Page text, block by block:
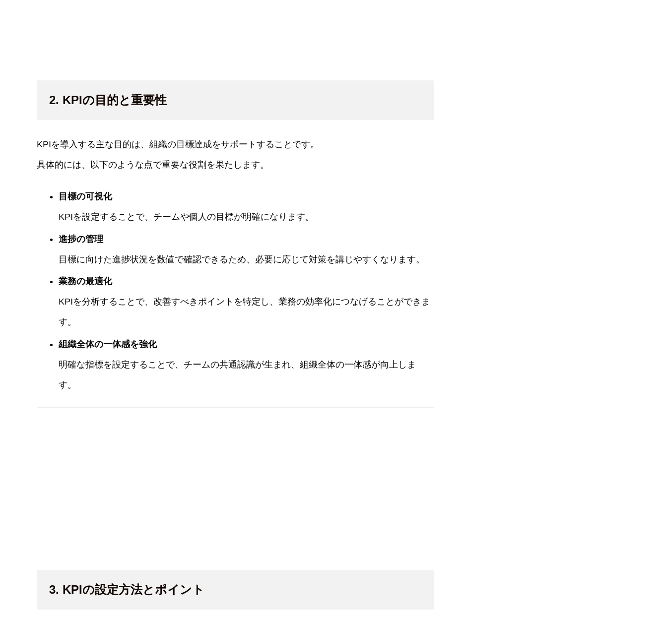
2. KPIの目的と重要性
KPIを導入する主な目的は、組織の目標達成をサポートすることです。
具体的には、以下のような点で重要な役割を果たします。
目標の可視化
KPIを設定することで、チームや個人の目標が明確になります。
進捗の管理
目標に向けた進捗状況を数値で確認できるため、必要に応じて対策を講じやすくなります。
業務の最適化
KPIを分析することで、改善すべきポイントを特定し、業務の効率化につなげることができま
す。
組織全体の一体感を強化
明確な指標を設定することで、チームの共通認識が生まれ、組織全体の一体感が向上しま
す。
3. KPIの設定方法とポイント